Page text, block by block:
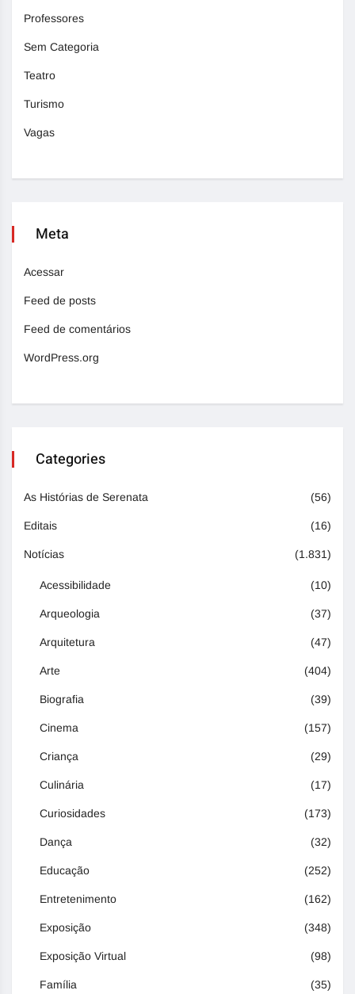
Professores
Sem Categoria
Teatro
Turismo
Vagas
Meta
Acessar
Feed de posts
Feed de comentários
WordPress.org
Categories
As Histórias de Serenata (56)
Editais (16)
Notícias (1.831)
Acessibilidade (10)
Arqueologia (37)
Arquitetura (47)
Arte (404)
Biografia (39)
Cinema (157)
Criança (29)
Culinária (17)
Curiosidades (173)
Dança (32)
Educação (252)
Entretenimento (162)
Exposição (348)
Exposição Virtual (98)
Família (35)